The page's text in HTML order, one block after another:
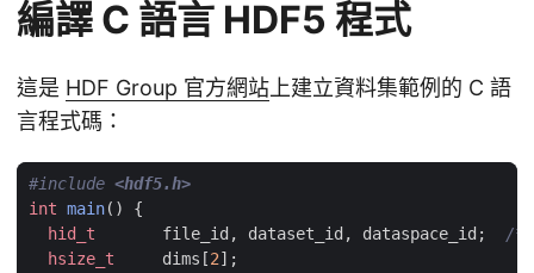
編譯 C 語言 HDF5 程式
這是 HDF Group 官方網站上建立資料集範例的 C 語
言程式碼：
#include <hdf5.h>
int main()
{
hid_t
file_id , dataset_id , dataspace_id ;
/*
hsize_t
dims [2];